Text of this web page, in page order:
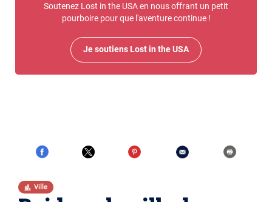
Ville
Soutenez Lost in the USA en nous offrant un petit
pourboire pour que l'aventure continue !
Je soutiens Lost in the USA